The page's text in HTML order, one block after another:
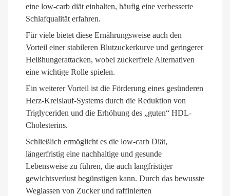
eine low-carb diät einhalten, häufig eine verbesserte
Schlafqualität erfahren.
Für viele bietet diese Ernährungsweise auch den
Vorteil einer stabileren Blutzuckerkurve und geringerer
Heißhungerattacken, wobei zuckerfreie Alternativen
eine wichtige Rolle spielen.
Ein weiterer Vorteil ist die Förderung eines gesünderen
Herz-Kreislauf-Systems durch die Reduktion von
Triglyceriden und die Erhöhung des „guten“ HDL-
Cholesterins.
Schließlich ermöglicht es die low-carb Diät,
längerfristig eine nachhaltige und gesunde
Lebensweise zu führen, die auch langfristiger
gewichtsverlust begünstigen kann. Durch das bewusste
Weglassen von Zucker und raffinierten